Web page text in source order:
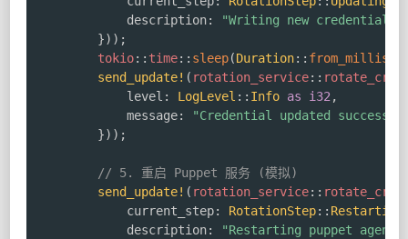
            description
:
"Writing new
}) ) ;
tokio:: time:: sleep(Duration:: from_millis
send_update! ( rotation_service::
            level
: LogLevel :: Info as i32,
            message
:
"Credential updated
}) ) ;
// 5. 重启 Puppet 服务 (模拟)
send_update! ( rotation_service::
            current_step
: RotationStep::
            description
:
"Restarting puppet